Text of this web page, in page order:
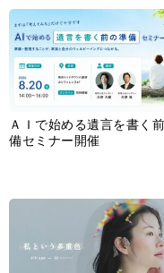
ＡＩで始める遺言を書く
備セミナー開催